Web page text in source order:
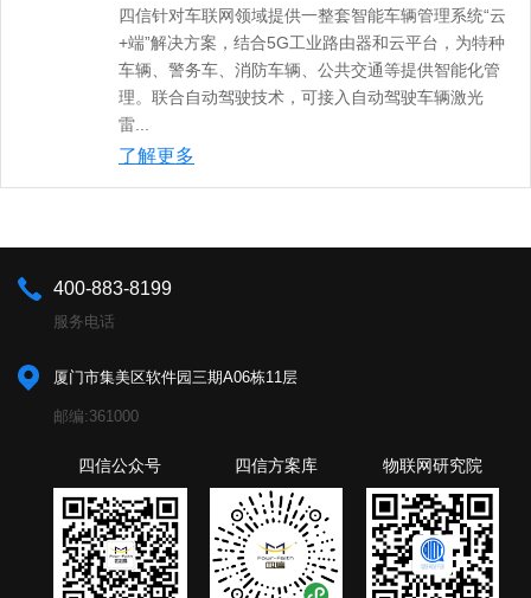
四信针对车联网领域提供一整套智能车辆管理系统“云
+端”解决方案，结合5G工业路由器和云平台，为特种
车辆、警务车、消防车辆、公共交通等提供智能化管
理。联合自动驾驶技术，可接入自动驾驶车辆激光
雷...
了解更多
400-883-8199
服务电话
厦门市集美区软件园三期A06栋11层
邮编:361000
四信公众号 四信方案库 物联网研究院